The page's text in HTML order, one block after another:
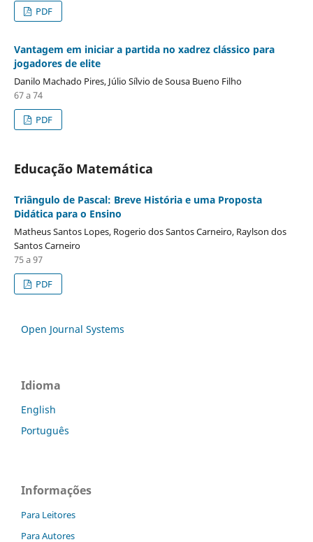
PDF
Vantagem em iniciar a partida no xadrez clássico para
jogadores de elite
Danilo Machado Pires, Júlio Sílvio de Sousa Bueno Filho
67 a 74
PDF
Educação Matemática
Triângulo de Pascal: Breve História e uma Proposta
Didática para o Ensino
Matheus Santos Lopes, Rogerio dos Santos Carneiro, Raylson dos
Santos Carneiro
75 a 97
PDF
Open Journal Systems
Idioma
English
Português
Informações
Para Leitores
Para Autores